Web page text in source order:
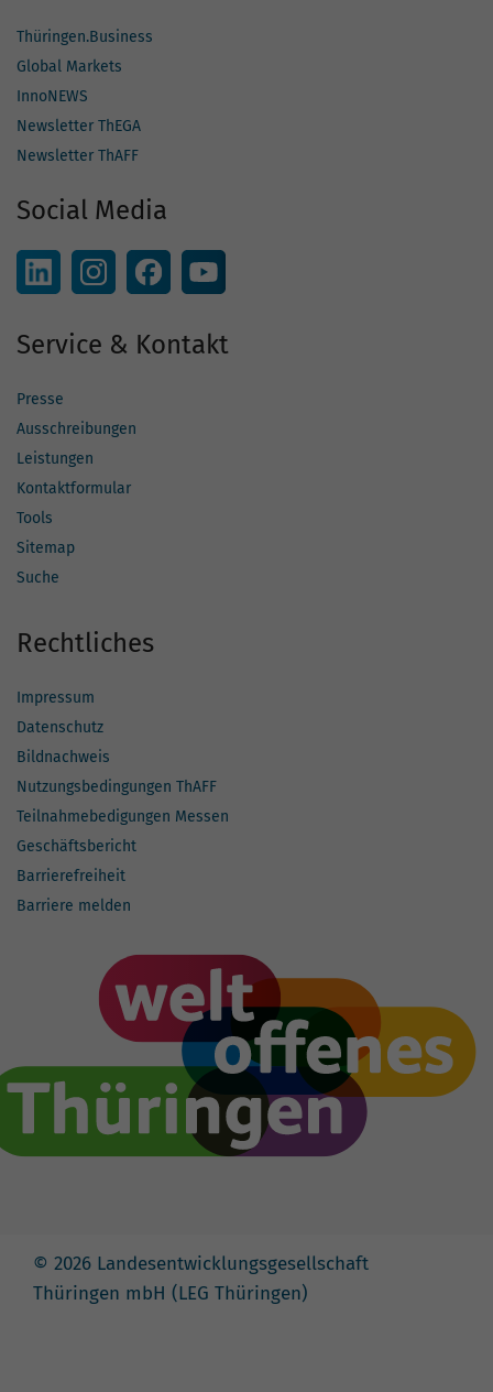
Thüringen.Business
Global Markets
InnoNEWS
Newsletter ThEGA
Newsletter ThAFF
Social Media
Service & Kontakt
Presse
Ausschreibungen
Leistungen
Kontaktformular
Tools
Sitemap
Suche
Rechtliches
Impressum
Datenschutz
Bildnachweis
Nutzungsbedingungen ThAFF
Teilnahmebedigungen Messen
Geschäftsbericht
Barrierefreiheit
Barriere melden
© 2026 Landesentwicklungsgesellschaft
Thüringen mbH (LEG Thüringen)